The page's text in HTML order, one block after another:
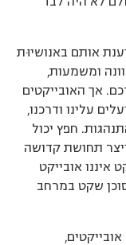
אותם באנושיוּת
ומשמעות,
אך האובייקטים
עלינו ודרכנו,
חפץ יכול
תחושת קדושה
איננו אובייקט
שקט במרחב